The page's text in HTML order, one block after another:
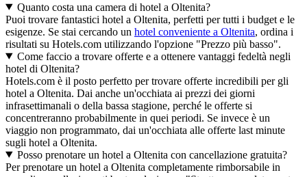
Quanto costa una camera di hotel a Oltenita?
Puoi trovare fantastici hotel a Oltenita, perfetti per tutti i budget e le
esigenze. Se stai cercando un hotel conveniente a Oltenita, ordina i
risultati su Hotels.com utilizzando l'opzione "Prezzo più basso".
Come faccio a trovare offerte e a ottenere vantaggi fedeltà negli
hotel di Oltenita?
Hotels.com è il posto perfetto per trovare offerte incredibili per gli
hotel a Oltenita. Dai anche un'occhiata ai prezzi dei giorni
infrasettimanali o della bassa stagione, perché le offerte si
concentreranno probabilmente in quei periodi. Se invece è un
viaggio non programmato, dai un'occhiata alle offerte last minute
sugli hotel a Oltenita.
Posso prenotare un hotel a Oltenita con cancellazione gratuita?
Per prenotare un hotel a Oltenita completamente rimborsabile in